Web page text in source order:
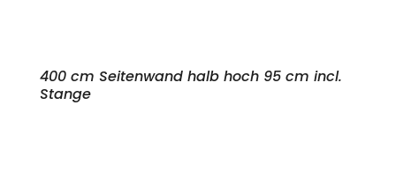
400 cm Seitenwand halb hoch 95 cm incl.
Stange